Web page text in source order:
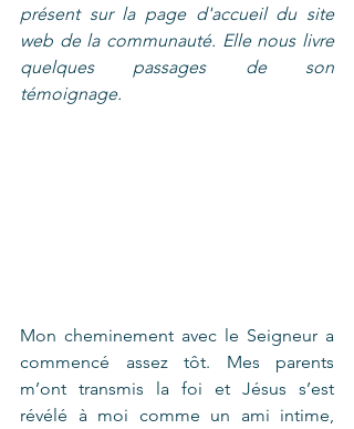
présent sur la page d'accueil du site
web de la communauté. Elle nous livre
quelques passages de son
témoignage.
Mon cheminement avec le Seigneur a
commencé assez tôt. Mes parents
m’ont transmis la foi et Jésus s’est
révélé à moi comme un ami intime,